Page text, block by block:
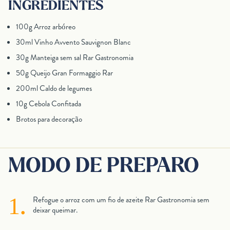
INGREDIENTES
100g Arroz arbóreo
30ml Vinho Avvento Sauvignon Blanc
30g Manteiga sem sal Rar Gastronomia
50g Queijo Gran Formaggio Rar
200ml Caldo de legumes
10g Cebola Confitada
Brotos para decoração
MODO DE PREPARO
Refogue o arroz com um fio de azeite Rar Gastronomia sem
deixar queimar.